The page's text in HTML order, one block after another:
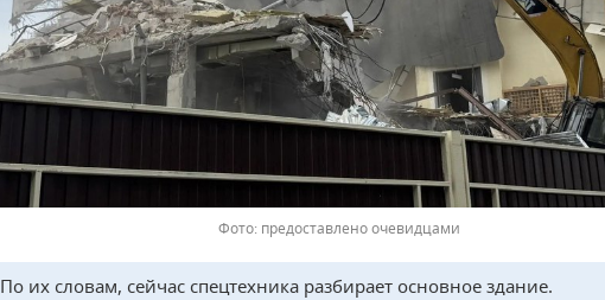
предоставлено очевидцами
По их словам, сейчас спецтехника разбирает основное здание.